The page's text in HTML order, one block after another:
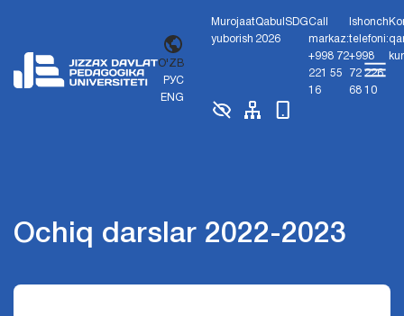
O'ZB
РУС
ENG
Murojaat
yuborish
Qabul
2026
SDGCall
markaz:
+998 72
221 55
16
Ishonch
telefoni:
+998
72 226
68 10
Ochiq darslar 2022-2023